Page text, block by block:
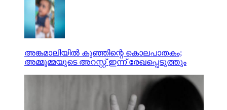
അങ്കമാലിയില്‍ കുഞ്ഞിന്റെ കൊലപാതകം;
അമ്മൂമ്മയുടെ അറസ്റ്റ് ഇന്ന് രേഖപ്പെടുത്തും